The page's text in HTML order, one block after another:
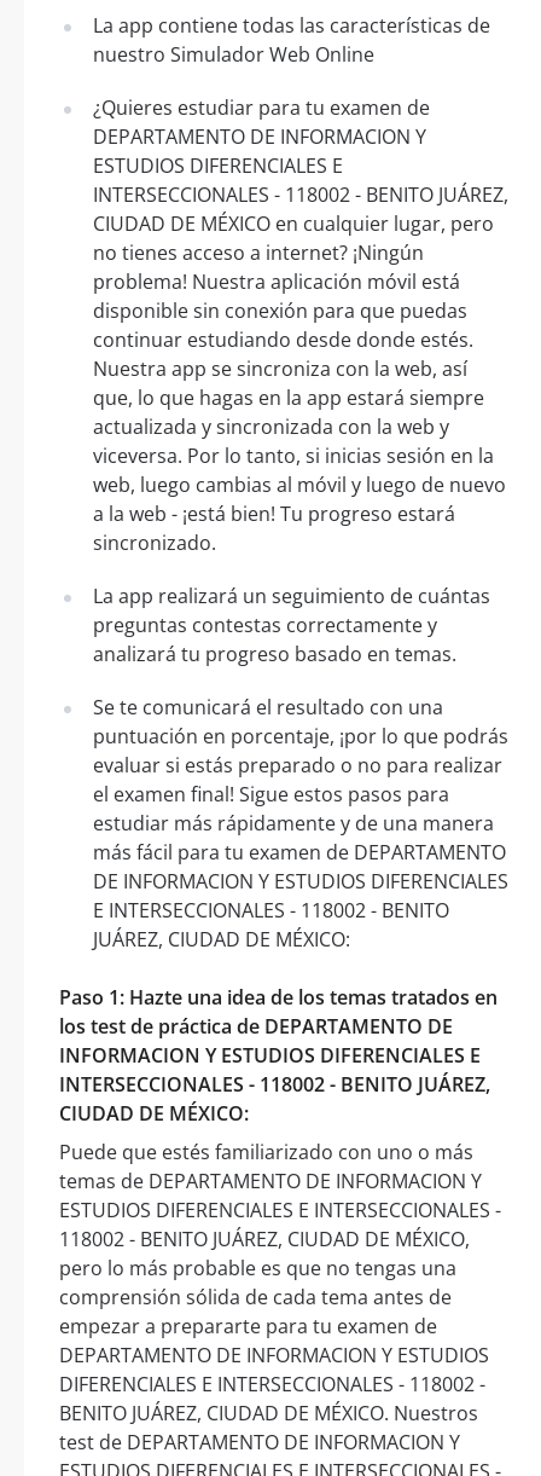
La app contiene todas las características de
nuestro Simulador Web Online
¿Quieres estudiar para tu examen de
DEPARTAMENTO DE INFORMACION Y
ESTUDIOS DIFERENCIALES E
INTERSECCIONALES - 118002 - BENITO JUÁREZ,
CIUDAD DE MÉXICO en cualquier lugar, pero
no tienes acceso a internet? ¡Ningún
problema! Nuestra aplicación móvil está
disponible sin conexión para que puedas
continuar estudiando desde donde estés.
Nuestra app se sincroniza con la web, así
que, lo que hagas en la app estará siempre
actualizada y sincronizada con la web y
viceversa. Por lo tanto, si inicias sesión en la
web, luego cambias al móvil y luego de nuevo
a la web - ¡está bien! Tu progreso estará
sincronizado.
La app realizará un seguimiento de cuántas
preguntas contestas correctamente y
analizará tu progreso basado en temas.
Se te comunicará el resultado con una
puntuación en porcentaje, ¡por lo que podrás
evaluar si estás preparado o no para realizar
el examen final! Sigue estos pasos para
estudiar más rápidamente y de una manera
más fácil para tu examen de DEPARTAMENTO
DE INFORMACION Y ESTUDIOS DIFERENCIALES
E INTERSECCIONALES - 118002 - BENITO
JUÁREZ, CIUDAD DE MÉXICO:
Paso 1: Hazte una idea de los temas tratados en
los test de práctica de DEPARTAMENTO DE
INFORMACION Y ESTUDIOS DIFERENCIALES E
INTERSECCIONALES - 118002 - BENITO JUÁREZ,
CIUDAD DE MÉXICO:
Puede que estés familiarizado con uno o más
temas de DEPARTAMENTO DE INFORMACION Y
ESTUDIOS DIFERENCIALES E INTERSECCIONALES -
118002 - BENITO JUÁREZ, CIUDAD DE MÉXICO,
pero lo más probable es que no tengas una
comprensión sólida de cada tema antes de
empezar a prepararte para tu examen de
DEPARTAMENTO DE INFORMACION Y ESTUDIOS
DIFERENCIALES E INTERSECCIONALES - 118002 -
BENITO JUÁREZ, CIUDAD DE MÉXICO. Nuestros
test de DEPARTAMENTO DE INFORMACION Y